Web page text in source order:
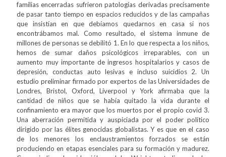
familias encerradas sufrieron patologías derivadas precisamente
de pasar tanto tiempo en espacios reducidos y de las campañas
que insistían en que debíamos quedarnos en casa si nos
encontrábamos mal. Como resultado, el sistema inmune de
millones de personas se debilitó 1. En lo que respecta a los niños,
hemos de sumar daños psicológicos irreparables, con un
aumento muy importante de ingresos hospitalarios y casos de
depresión, conductas auto lesivas e incluso suicidios 2. Un
estudio preliminar firmado por expertos de las Universidades de
Londres, Bristol, Oxford, Liverpool y York afirmaba que la
cantidad de niños que se había quitado la vida durante el
confinamiento era mayor que los muertos por el propio covid 3.
Una aberración permitida y auspiciada por el poder político
dirigido por las élites genocidas globalistas. Y es que en el caso
de los menores los enclaustramientos forzados se están
produciendo en etapas esenciales para su formación y madurez.